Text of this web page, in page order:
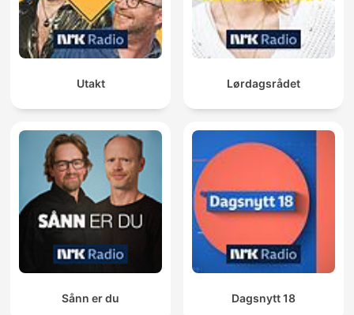
Utakt Lørdagsrådet
Sånn er du Dagsnytt 18